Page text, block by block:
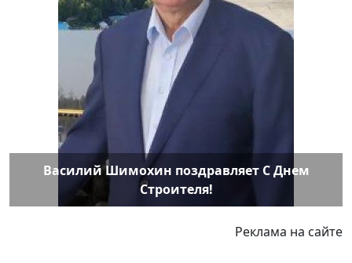
Василий Шимохин поздравляет С Днем
Строителя!
Реклама на сайте